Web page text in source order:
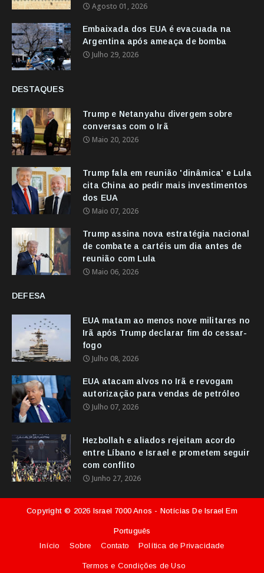
Agosto 01, 2026
Embaixada dos EUA é evacuada na
Argentina após ameaça de bomba
Julho 29, 2026
DESTAQUES
Trump e Netanyahu divergem sobre
conversas com o Irã
Maio 20, 2026
Trump fala em reunião 'dinâmica' e Lula
cita China ao pedir mais investimentos
dos EUA
Maio 07, 2026
Trump assina nova estratégia nacional
de combate a cartéis um dia antes de
reunião com Lula
Maio 06, 2026
DEFESA
EUA matam ao menos nove militares no
Irã após Trump declarar fim do cessar-
fogo
Julho 08, 2026
EUA atacam alvos no Irã e revogam
autorização para vendas de petróleo
Julho 07, 2026
Hezbollah e aliados rejeitam acordo
entre Líbano e Israel e prometem seguir
com conflito
Junho 27, 2026
Copyright © 2026 Israel 7000 Anos - Notícias De Israel Em
Português
Início
Sobre Contato Política de Privacidade
Termos e Condições de Uso